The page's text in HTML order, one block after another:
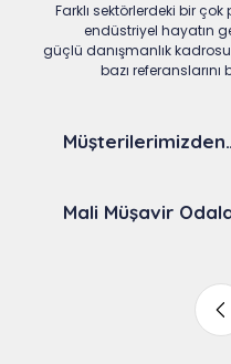
Farklı sektörlerdeki bir
endüstriyel hayatın
güçlü danışmanlık
bazı
Mali Müşavir